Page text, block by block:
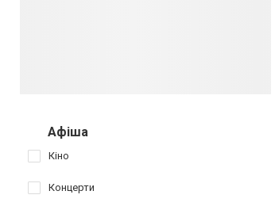
Афіша
Кіно
Концерти